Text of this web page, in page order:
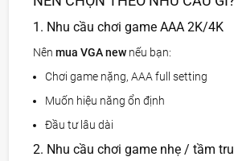
1. Nhu cầu chơi game AAA 2K/4K
Nênmua VGA new nếu bạn:
Chơi game nặng, AAA full setting
Muốn hiệu năng ổn định
Đầu tư lâu dài
2. Nhu cầu chơi game nhẹ / tầm